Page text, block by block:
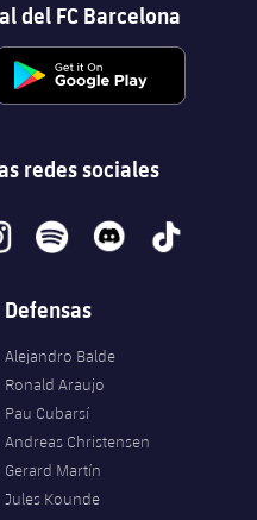
del FC Barcelona
redes sociales
spotify discord tiktok
Defensas
Alejandro Balde
Ronald Araujo
Pau Cubarsí
Andreas Christensen
Gerard Martín
Jules Kounde